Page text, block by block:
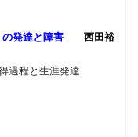
の発達と障害
西田裕
過程と生涯発達